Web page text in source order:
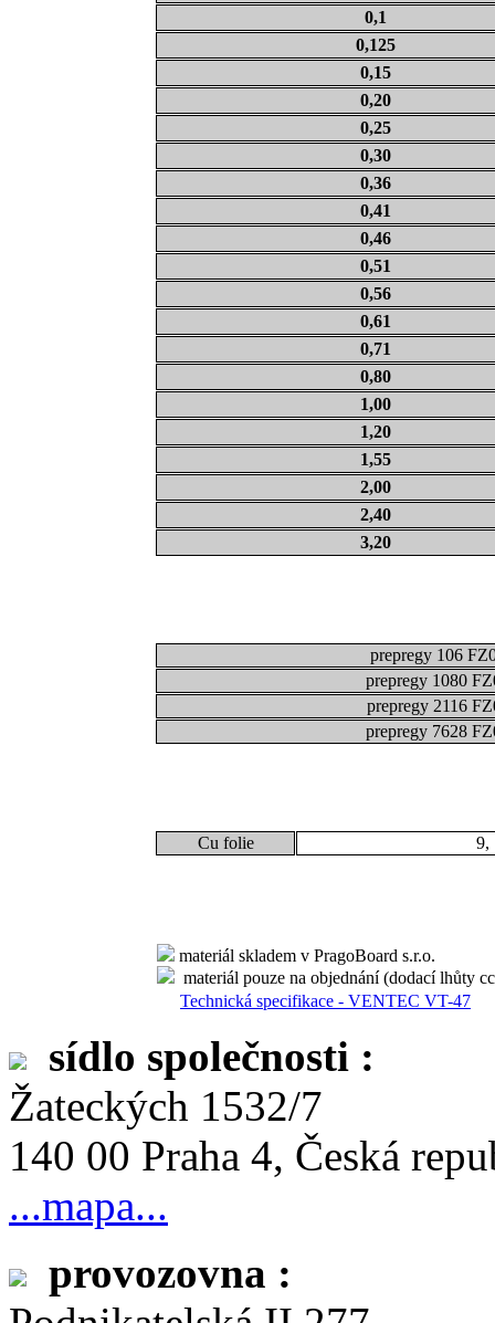
0,1
0,125
0,15
0,20
0,25
0,30
0,36
0,41
0,46
0,51
0,56
0,61
0,71
0,80
1,00
1,20
1,55
2,00
2,40
3,20
prepregy 106
prepregy 1080
prepregy 2116
prepregy 7628
Cu folie 9,
materiál skladem v PragoBoard s.r.o.
materiál pouze na objednání (dodací lhůty
Technická specifikace - VENTEC VT-47
sídlo společnosti :
Žateckých 1532/7
140 00 Praha 4, Česká
...mapa...
provozovna :